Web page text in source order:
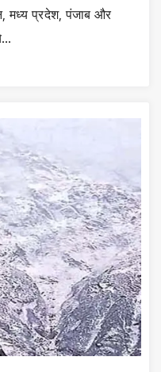
मध्य प्रदेश, पंजाब और